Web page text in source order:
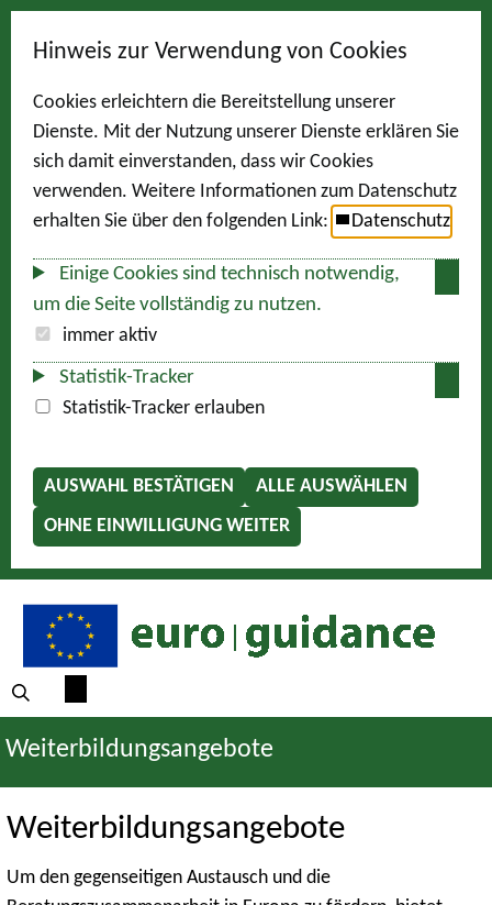
Hinweis zur Verwendung von Cookies
Cookies erleichtern die Bereitstellung unserer
Dienste. Mit der Nutzung unserer Dienste erklären Sie
sich damit einverstanden, dass wir Cookies
verwenden. Weitere Informationen zum Datenschutz
erhalten Sie über den folgenden Link:
Datenschutz
Einige Cookies sind technisch notwendig,
um die Seite vollständig zu nutzen.
immer aktiv
Statistik-Tracker
Statistik-Tracker erlauben
AUSWAHL BESTÄTIGEN
ALLE AUSWÄHLEN
OHNE EINWILLIGUNG WEITER
Weiterbildungsangebote
Weiterbildungsangebote
Um den gegenseitigen Austausch und die